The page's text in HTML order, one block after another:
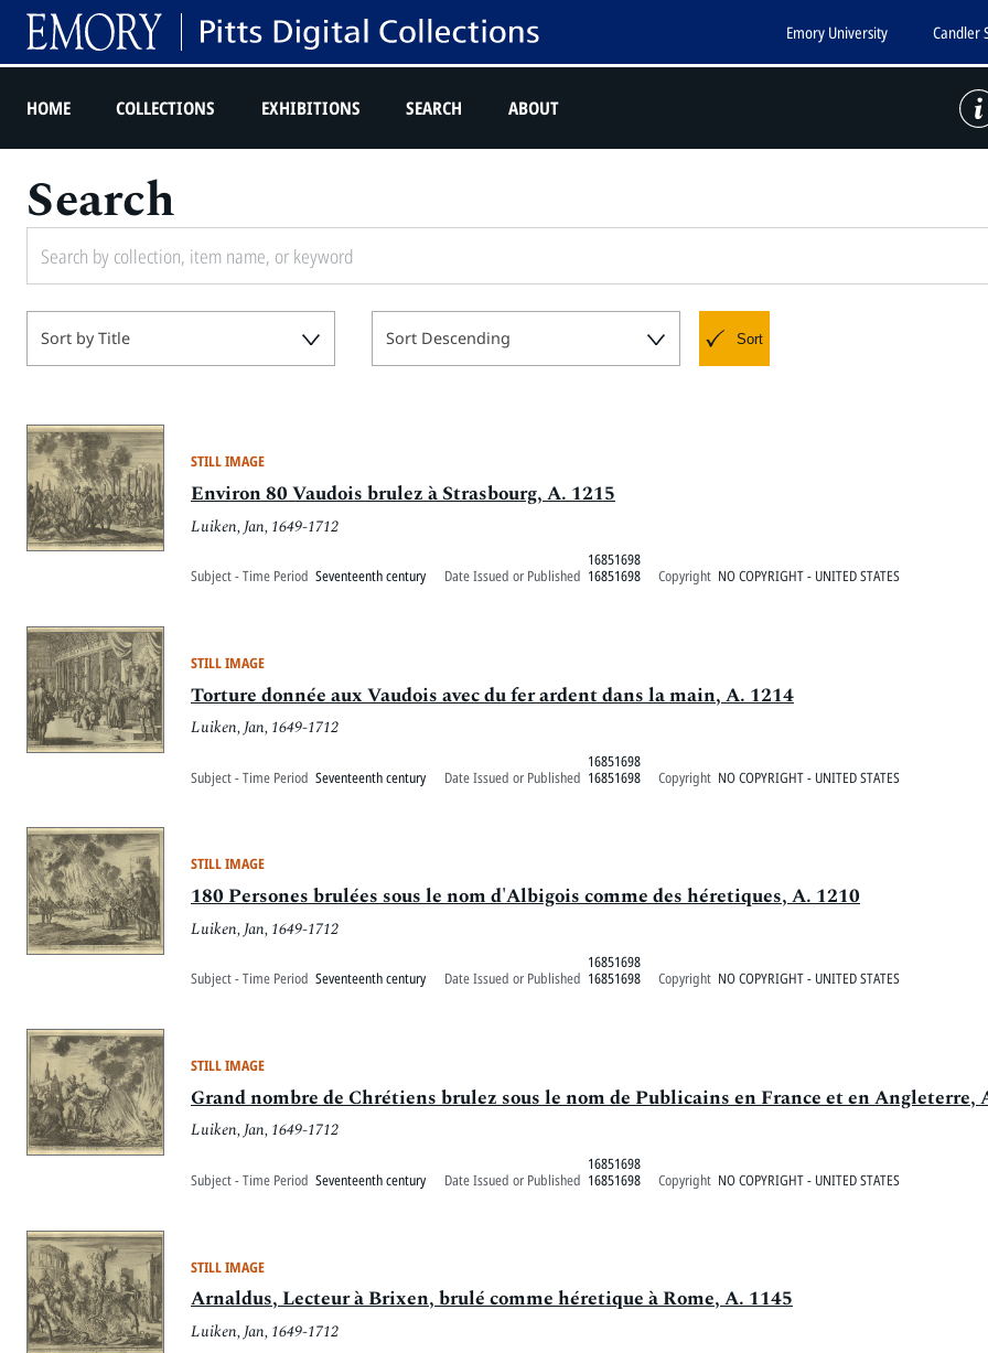
Emory University Candler
HOME COLLECTIONS EXHIBITIONS SEARCH ABOUT
Search
Sort by Title Sort Descending Sort
STILL IMAGE
Environ 80 Vaudois brulez à Strasbourg, A. 1215
Luiken, Jan, 1649-1712
Subject - Time Period Seventeenth century Date Issued or Published
16851698
16851698
Copyright NO COPYRIGHT - UNITED STATES
STILL IMAGE
Torture donnée aux Vaudois avec du fer ardent dans la main, A. 1214
Luiken, Jan, 1649-1712
Subject - Time Period Seventeenth century Date Issued or Published
16851698
16851698
Copyright NO COPYRIGHT - UNITED STATES
STILL IMAGE
180 Persones brulées sous le nom d'Albigois comme des héretiques, A. 1210
Luiken, Jan, 1649-1712
Subject - Time Period Seventeenth century Date Issued or Published
16851698
16851698
Copyright NO COPYRIGHT - UNITED STATES
STILL IMAGE
Grand nombre de Chrétiens brulez sous le nom de Publicains en France et en Angleterre,
Luiken, Jan, 1649-1712
Subject - Time Period Seventeenth century Date Issued or Published
16851698
16851698
Copyright NO COPYRIGHT - UNITED STATES
STILL IMAGE
Arnaldus, Lecteur à Brixen, brulé comme héretique à Rome, A. 1145
Luiken, Jan, 1649-1712